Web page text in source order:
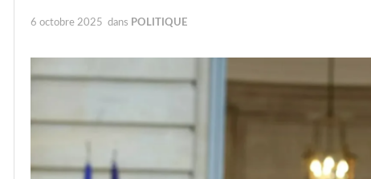
6 octobre 2025 dans POLITIQUE